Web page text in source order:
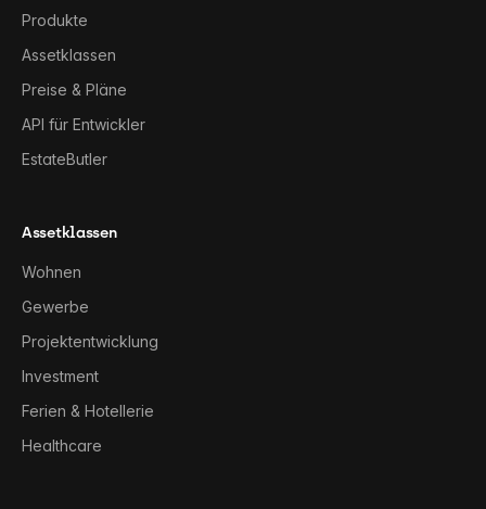
Produkte
Assetklassen
Preise & Pläne
API für Entwickler
EstateButler
Assetklassen
Wohnen
Gewerbe
Projektentwicklung
Investment
Ferien & Hotellerie
Healthcare